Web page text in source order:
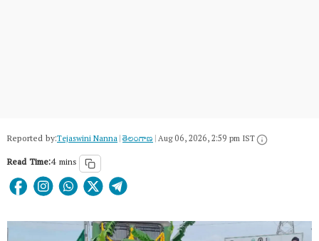
Reported by:Tejaswini Nanna|తెలంగాణ‌|Aug 06, 2026, 2:59 pm IST
Read Time:4 mins